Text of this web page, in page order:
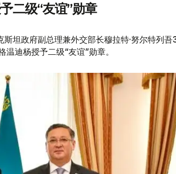
二级“友谊”勋章
斯坦政府副总理兼外交部长穆拉特·努尔特列吾
迪杨授予二级“友谊”勋章。